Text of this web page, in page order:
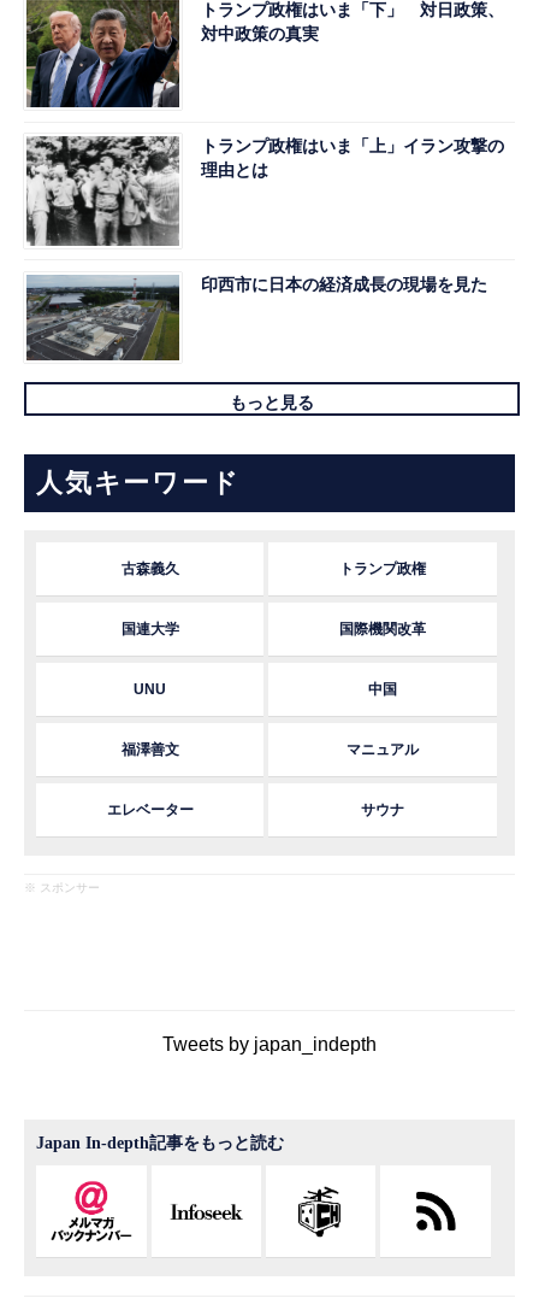
トランプ政権はいま「下」 対日政策、
対中政策の真実
トランプ政権はいま「上」イラン攻撃の
理由とは
印西市に日本の経済成長の現場を見た
もっと見る
人気キーワード
古森義久 トランプ政権
国連大学 国際機関改革
UNU 中国
福澤善文 マニュアル
エレベーター サウナ
※ スポンサー
Tweets by japan_indepth
Japan In-depth記事をもっと読む